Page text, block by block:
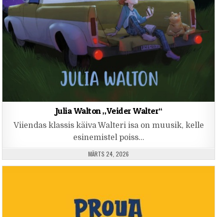
Julia Walton „Veider Walter“
Viiendas klassis käiva Walteri isa on muusik, kelle
esinemistel poiss…
PUBLISHED DATE:
MÄRTS 24, 2026